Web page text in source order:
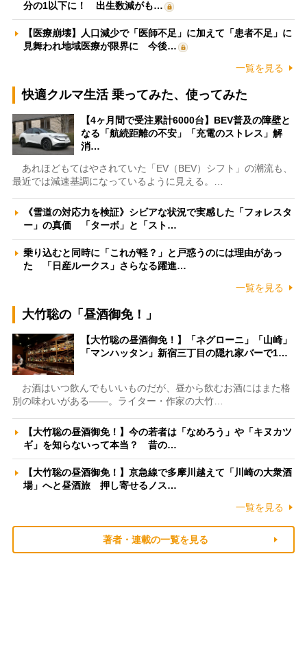
分の1以下に！ 出生数減がも…
【医療崩壊】人口減少で「医師不足」に加えて「患者不足」に
見舞われ地域医療が限界に 今後…
一覧を見る
快適クルマ生活 乗ってみた、使ってみた
【4ヶ月間で受注累計6000台】BEV普及の障壁と
なる「航続距離の不安」「充電のストレス」解
消…
あれほどもてはやされていた「EV（BEV）シフト」の潮流も、
最近では減速基調になっているように見える。…
《雪道の対応力を検証》シビアな状況で実感した「フォレスタ
ー」の真価 「ターボ」と「スト…
乗り込むと同時に「これが軽？」と戸惑うのには理由があっ
た 「日産ルークス」さらなる躍進…
一覧を見る
大竹聡の「昼酒御免！」
【大竹聡の昼酒御免！】「ネグローニ」「山崎」
「マンハッタン」新宿三丁目の隠れ家バーで1…
お酒はいつ飲んでもいいものだが、昼から飲むお酒にはまた格
別の味わいがある――。ライター・作家の大竹…
【大竹聡の昼酒御免！】今の若者は「なめろう」や「キヌカツ
ギ」を知らないって本当？ 昔の…
【大竹聡の昼酒御免！】京急線で多摩川越えて「川崎の大衆酒
場」へと昼酒旅 押し寄せるノス…
一覧を見る
著者・連載の一覧を見る